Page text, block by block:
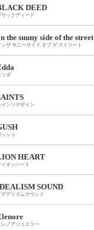
DEED
ラックディード
the suuny side of the street
ンザ サニーサイド オブ ザ ストリート
ッダ
インツデザイン
ッシュ
HEART
イオンハート
SOUND
デアリズムサウンド
レノアジュエリー